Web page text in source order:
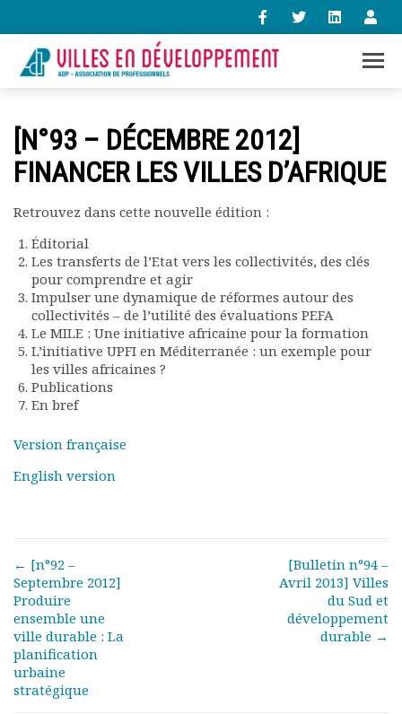
contact@villes-developpement.org
L’association
Qui sommes-nous ?
Présentation vidéo
Le bureau
Statuts de l’association
Vie de l’association
Calendrier des activités
Assemblées générales
Comptes rendus mensuels
Rapports moraux
Rapports financiers
Nous rejoindre
Le bulletin
développement
Kiosk
Ressources
Nos actions
Podcast-AdP
Dîners débats
Journées d’études
[N°93 – DÉCEMBRE 2012]
FINANCER LES VILLES D’AFRIQUE
Retrouvez dans cette nouvelle édition :
Éditorial
Les transferts de l’Etat vers les collectivités, des clés
pour comprendre et agir
Impulser une dynamique de réformes autour des
collectivités – de l’utilité des évaluations PEFA
Le MILE : Une initiative africaine pour la formation
L’initiative UPFI en Méditerranée : un exemple pour
les villes africaines ?
Publications
En bref
Version française
English version
Post navigation
← [n°92 –
Septembre 2012]
Produire
ensemble une
ville durable : La
planification
urbaine
stratégique
[Bulletin n°94 –
Avril 2013] Villes
du Sud et
développement
durable →